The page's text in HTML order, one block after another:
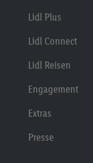
Lidl Plus
Lidl Connect
Lidl Reisen
Engagement
Extras
Presse